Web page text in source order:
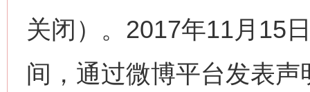
关闭）。2017年11月15
间，通过微博平台发表